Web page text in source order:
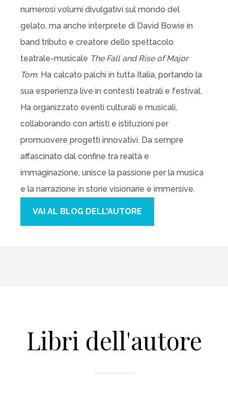
numerosi volumi divulgativi sul mondo del
gelato, ma anche interprete di David Bowie in
band tributo e creatore dello spettacolo
teatrale-musicale The Fall and Rise of Major
Tom. Ha calcato palchi in tutta Italia, portando la
sua esperienza live in contesti teatrali e festival.
Ha organizzato eventi culturali e musicali,
collaborando con artisti e istituzioni per
promuovere progetti innovativi. Da sempre
affascinato dal confine tra realtà e
immaginazione, unisce la passione per la musica
e la narrazione in storie visionarie e immersive.
VAI AL BLOG DELL'AUTORE
Libri dell'autore